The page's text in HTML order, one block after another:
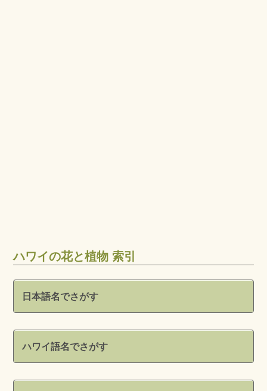
ハワイの花と植物 索引
日本語名でさがす
ハワイ語名でさがす